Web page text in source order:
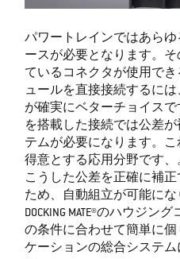
パワートレインではあら
ースが必要となります。
ているコネクタが使用で
ュールを直接接続するに
が確実にベターチョイス
を搭載した接続では公差
テムが必要になります。これ
得意とする応用分野です、
こうした公差を正確に補
ため、自動組立が可能にな
DOCKING MATE®のハウジ
の条件に合わせて簡単に
ケーションの総合システ